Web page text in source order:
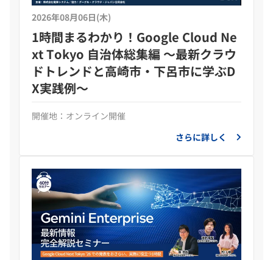
2026年08月06日(木)
1時間まるわかり！Google Cloud Ne
xt Tokyo 自治体総集編 ～最新クラウ
ドトレンドと高崎市・下呂市に学ぶD
X実践例～
開催地：オンライン開催
さらに詳しく